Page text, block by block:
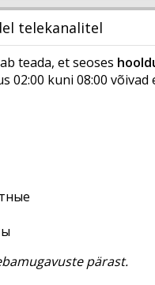
telekanalitel
teada, et seoses
02:00 kuni 08:00
pärast.